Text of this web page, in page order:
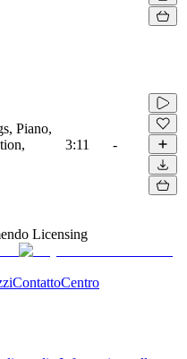
Piano,
3:11 -
Licensing
ContattoCentro